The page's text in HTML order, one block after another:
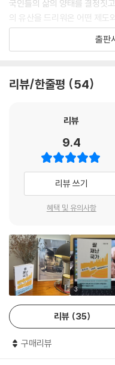
처럼 소중히 여기는가? 왜 평
업, 연공서열 위계에 집착하는
든 질문에 다 답하지는 못할
발적으로.
상승 테이블을 공유하는 세대
단위 협업 시스템을 창출했다
닝 시스템은 동아시아 기업 조
‘가족 같은 기업’ 안에서 부장
은 역할을 했다. 입사 동기는
그들은 동아시아 마을 기업처
서 협력과 경쟁의 쳇바퀴를 탔
동아시아 기업 조직을 만들어
--- p.35, 「프롤로그」 중에서
벼(과 식물들), 기후와 지형이
도라는 세 가지 요소는 이렇게
기 농경국가 체제를 주조했다.
었는가’라는 질문과 ‘도대체
수 없는 강력한 관료제(서비
국인들의 삶의 양태를 결정짓
의 유산을 드리워온 어떤 제도
저자 이철승은 이 책에서 이러
기술 튜닝 시스템이 벼농사 체
성 배제의 사회구조, 시험(과
는 사적 복지체제의 구조가 벼
‘쌀’ ‘재난’ ‘국가’의 상호작
업자본주의 사회에 이르러서
을 이룩하며 동아시아 자본주
의 3장에서 확인하듯 재난에
율 시스템을 작동하며 한국을
로 등극시켰다. 코로나 팬데
동아시아인들의 오래된 미래
백, 수천 년 동안 진화하여 오
국적’ 제도로서 그 명맥을 유
한 지속에도 불구하고 어떤 것
출판
리뷰/한줄평 54
리뷰
9.4
리뷰 쓰기
혜택 및 유의사항
3
리뷰 35
구매리뷰